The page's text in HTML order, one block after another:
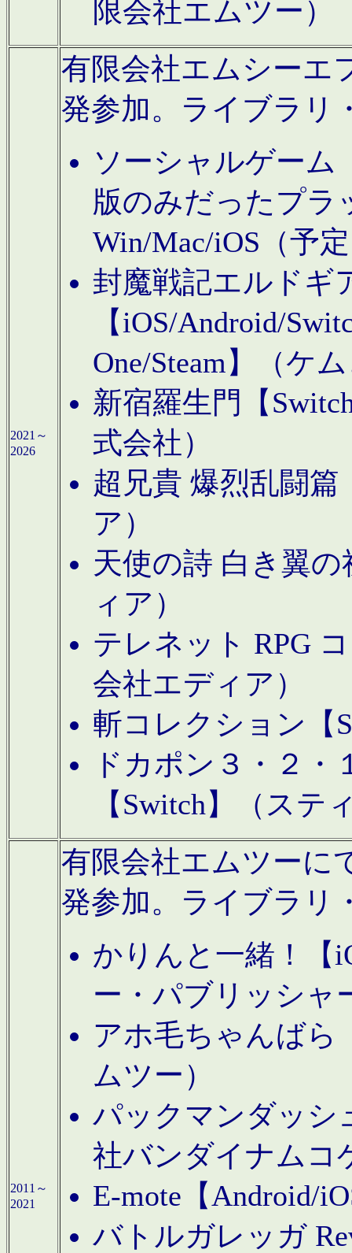
限会社エムツー）
2021～
2026
有限会社エムシーエ
発参加。ライブラリ
ソーシャルゲーム
版のみだったプラ
Win/Mac/iOS（予
封魔戦記エルドギ
【iOS/Android/
One/Steam】（ケ
新宿羅生門【
式会社）
超兄貴 爆烈乱闘篇
ア）
天使の詩 白き翼
ィア）
テレネット RPG
会社エディア）
斬コレクション【
ドカポン３・２
【Switch】（ステ
2011～
2021
有限会社エムツーに
発参加。ライブラリ
かりんと一緒！【
ー・パブリッシャ
アホ毛ちゃんばら
ムツー）
パックマンダッシ
社バンダイナムコ
E-mote【Android/
バトルガレッガ